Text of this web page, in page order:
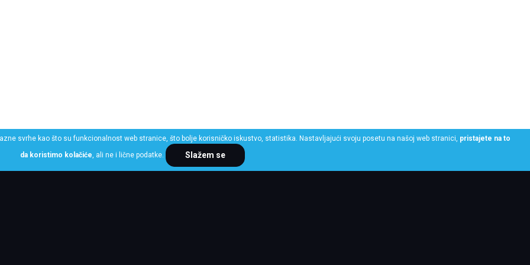
svrhe kao što su funkcionalnost web stranice, što bolje korisničko iskustvo, statistika. Nastavljajući svoju posetu na našoj web stranici, pristajete na to
da koristimo kolačiće , ali ne i lične podatke. Slažem se